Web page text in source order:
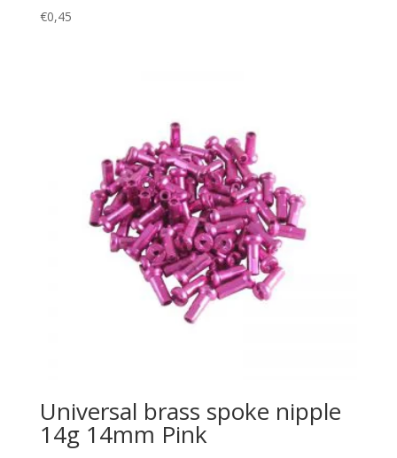
€0,45
Universal brass spoke nipple
14g 14mm Pink